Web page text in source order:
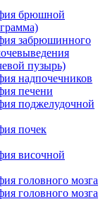
брюшной
забрюшинного
пузырь)
надпочечников
печени
поджелудочной
почек
височной
головного мозга
головного мозга